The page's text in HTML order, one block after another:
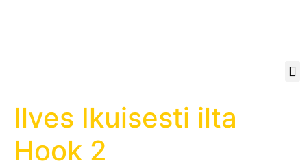
Ilves Ikuisesti ilta
Hook 2